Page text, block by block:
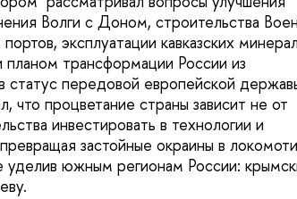
Волги с Доном, строительства
эксплуатации кавказских
трансформации России из
статус передовой европейской
процветание страны зависит не от
инвестировать в технологии и
застойные окраины в
уделив южным регионам России: